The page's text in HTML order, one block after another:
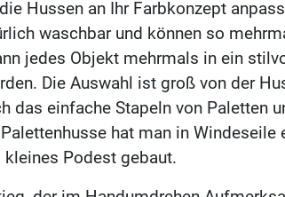
Hussen an Ihr Farbkonzept
waschbar und können so
jedes Objekt mehrmals in ein
Die Auswahl ist groß von der
das einfache Stapeln von Paletten
hat man in Windeseile
Podest gebaut.